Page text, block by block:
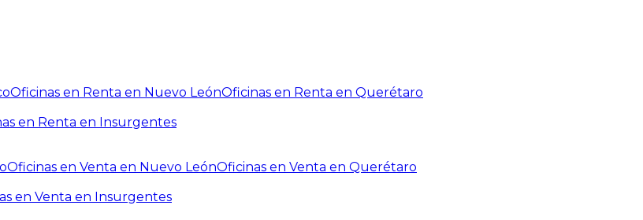
Oficinas en Renta en Nuevo LeónOficinas en Renta en Querétaro
en Renta en Insurgentes
Oficinas en Venta en Nuevo LeónOficinas en Venta en Querétaro
en Venta en Insurgentes